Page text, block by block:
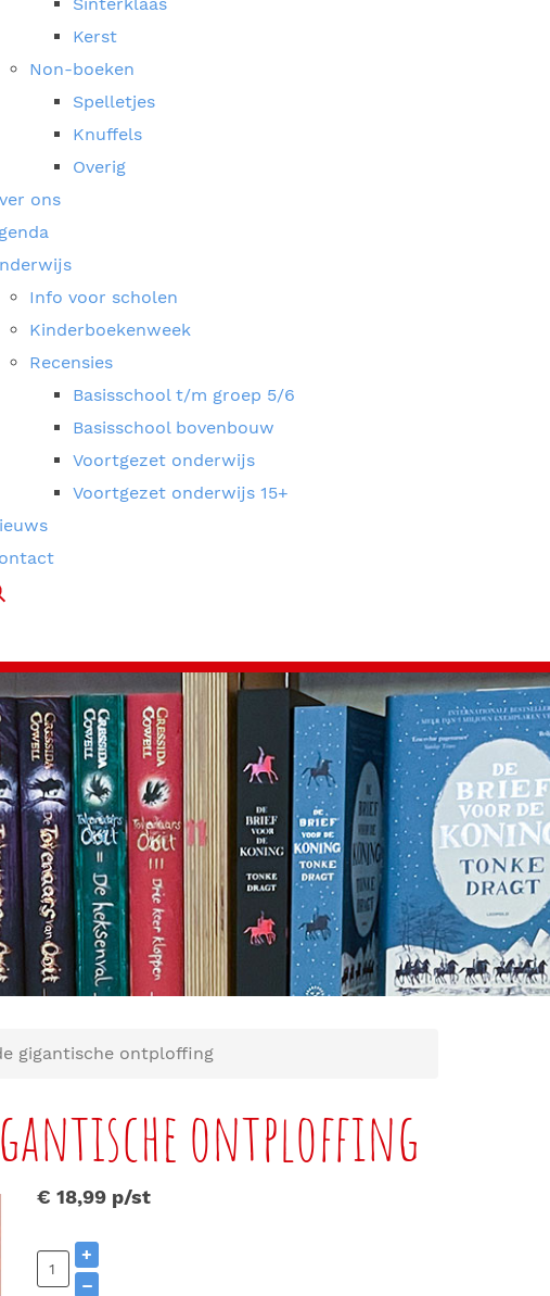
Kerst
Non-boeken
Spelletjes
Knuffels
Overig
ons
Info voor scholen
Kinderboekenweek
Recensies
Basisschool t/m groep 5/6
Basisschool bovenbouw
Voortgezet onderwijs
Voortgezet onderwijs 15+
gigantische ontploffing
ontploffing
€ 18,99 p/st
+
–